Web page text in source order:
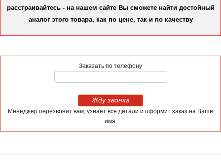
расстраивайтесь - на нашем сайте Вы сможете найти достойный
аналог этого товара, как по цене, так и по качеству
Заказать по телефону
Жду звонка
Менеджер перезвонит вам, узнает все детали и оформит заказ на Ваше
имя.